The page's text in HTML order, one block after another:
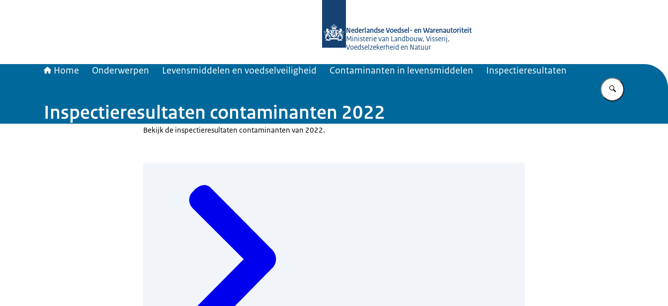
Nederlandse Voedsel- en Warenautoriteit
Ministerie van Landbouw, Visserij,
Voedselzekerheid en Natuur
Home Onderwerpen Levensmiddelen en voedselveiligheid Contaminanten in levensmiddelen Inspectieresultaten
Vul in wat u
Inspectieresultaten contaminanten 2022
Bekijk de inspectieresultaten contaminanten van 2022.